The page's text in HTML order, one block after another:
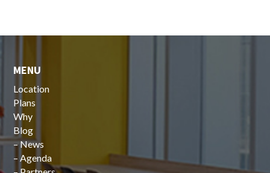
MENU
Location
Plans
Why
Blog
–News
–Agenda